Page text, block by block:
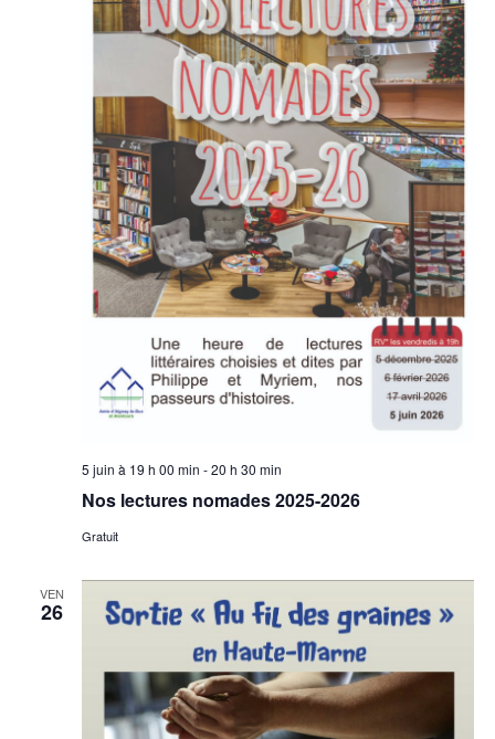
Nos lectures nomades 2025-2026
5 juin à 19 h 00 min -20 h 30 min
Gratuit
VEN
26